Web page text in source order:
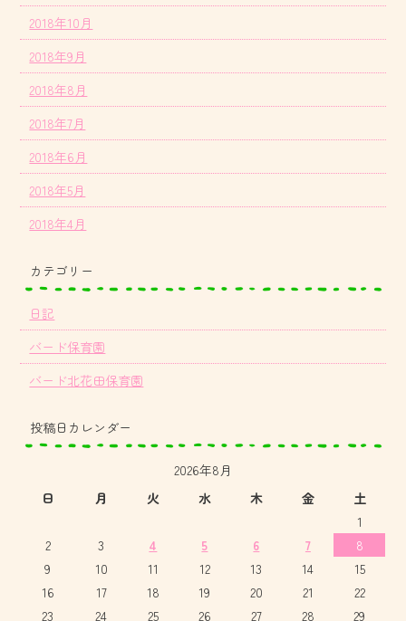
2018年10月
2018年9月
2018年8月
2018年7月
2018年6月
2018年5月
2018年4月
カテゴリー
日記
バード保育園
バード北花田保育園
投稿日カレンダー
2026年8月
日
月 火 水 木 金
土
1
2
3 4 5 6 7
8
9
10 11 12 13 14
15
16
17 18 19 20 21
22
23
24 25 26 27 28 29